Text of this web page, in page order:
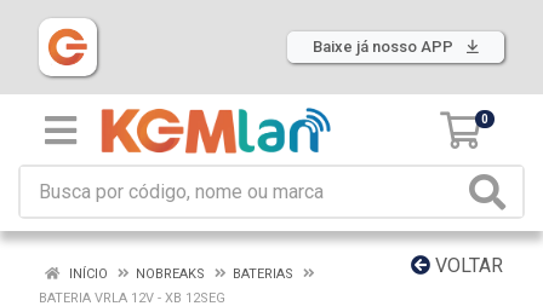
Baixe já nosso APP
0
VOLTAR
INÍCIO NOBREAKS
BATERIAS
BATERIA VRLA 12V - XB 12SEG